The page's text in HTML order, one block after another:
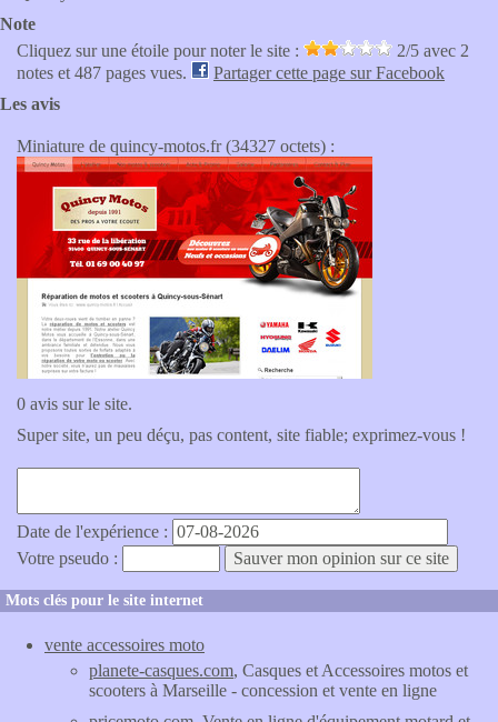
Note
Cliquez sur une étoile pour noter le site :
2/5 avec 2
notes et 487 pages vues.
Partager cette page sur Facebook
Les avis
Miniature de quincy-motos.fr (34327 octets) :
0 avis sur le site.
Super site, un peu déçu, pas content, site fiable; exprimez-vous !
Date de l'expérience :
Votre pseudo :
Mots clés pour le site internet
vente accessoires moto
planete-casques.com, Casques et Accessoires motos et
scooters à Marseille - concession et vente en ligne